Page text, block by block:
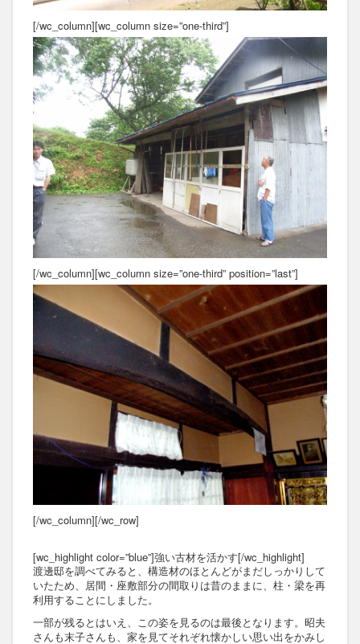
[/wc_column][wc_column size=”one-third”]
[/wc_column][wc_column size=”one-third” position=”last”]
[/wc_column][/wc_row]
[wc_highlight color=”blue”]強い古材を活かす[/wc_highlight]
渡邊邸を調べてみると、構造材のほとんどがまだしっかりして
いたため、居間・座敷部分の間取りは昔のままに、柱・梁を再
利用することにしました。
一部が残るとはいえ、この姿を見るのは最後となります。昭夫
さんも末子さんも、家を見てそれぞれ懐かしい思い出をかみし